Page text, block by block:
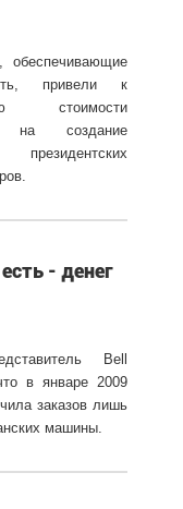
обеспечивающие
привели к
стоимости
на создание
президентских
- денег
Bell
в январе 2009
заказов лишь
машины.